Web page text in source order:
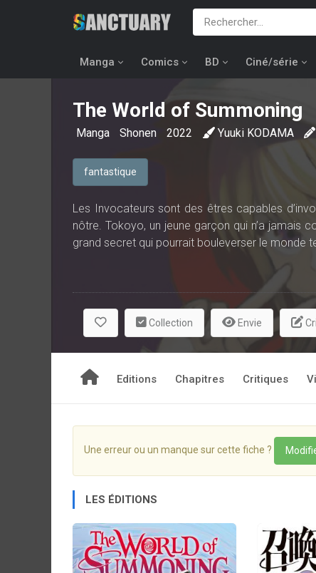
Manga Comics BD Ciné/série
The World of Summoning
Manga Shonen 2022 Yuuki KODAMA
fantastique
Les Invocateurs sont des êtres capables
nôtre. Tokoyo, un jeune garçon qui n’a jamais
grand secret qui pourrait bouleverser le monde
Plongez dans un univers fantastique, où de
cœur de Tokyo !
Collection Envie
Editions Chapitres Critiques
Une erreur ou un manque sur cette fiche ?
LES ÉDITIONS